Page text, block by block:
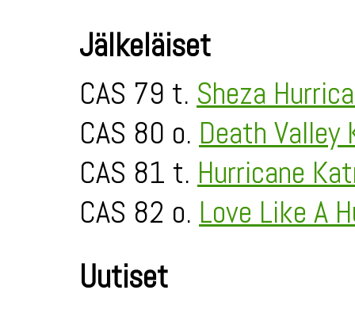
Jälkeläiset
CAS 79 t. Sheza
CAS 80 o. Death Valley
CAS 81 t. Hurricane
CAS 82 o. Love Like A
Uutiset